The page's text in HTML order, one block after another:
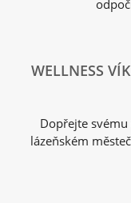
WELLNESS
Dopřejte
lázeňském